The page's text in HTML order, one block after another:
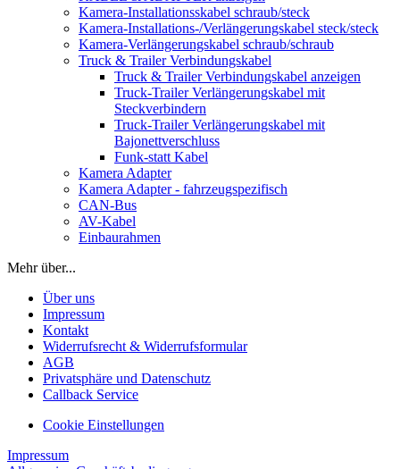
Kamera-Installationsskabel schraub/steck
Kamera-Installations-/Verlängerungskabel steck/steck
Kamera-Verlängerungskabel schraub/schraub
Truck & Trailer Verbindungskabel
Truck & Trailer Verbindungskabel anzeigen
Truck-Trailer Verlängerungskabel mit
Steckverbindern
Truck-Trailer Verlängerungskabel mit
Bajonettverschluss
Funk-statt Kabel
Kamera Adapter
Kamera Adapter - fahrzeugspezifisch
CAN-Bus
AV-Kabel
Einbaurahmen
Mehr über...
Über uns
Impressum
Kontakt
Widerrufsrecht & Widerrufsformular
AGB
Privatsphäre und Datenschutz
Callback Service
Cookie Einstellungen
Impressum